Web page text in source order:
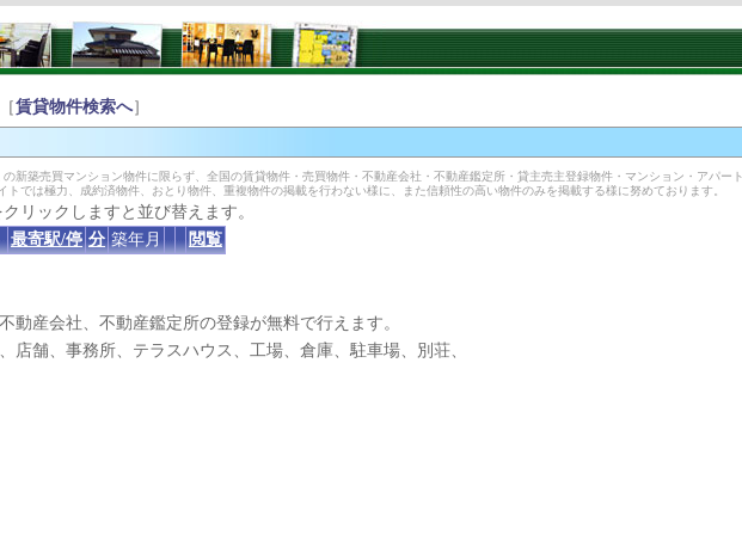
賃貸物件検索へ］
築売買マンション物件に限らず、全国の賃貸物件・売買物件・不動産会社・不動産鑑定所・貸主売主登録物件・マンション・アパー
では極力、成約済物件、おとり物件、重複物件の掲載を行わない様に、また信頼性の高い物件のみを掲載する様に努めております。
リックしますと並び替えます。
最寄駅/停 分 築年月 閲覧
産会社、不動産鑑定所の登録が無料で行えます。
舗、事務所、テラスハウス、工場、倉庫、駐車場、別荘、